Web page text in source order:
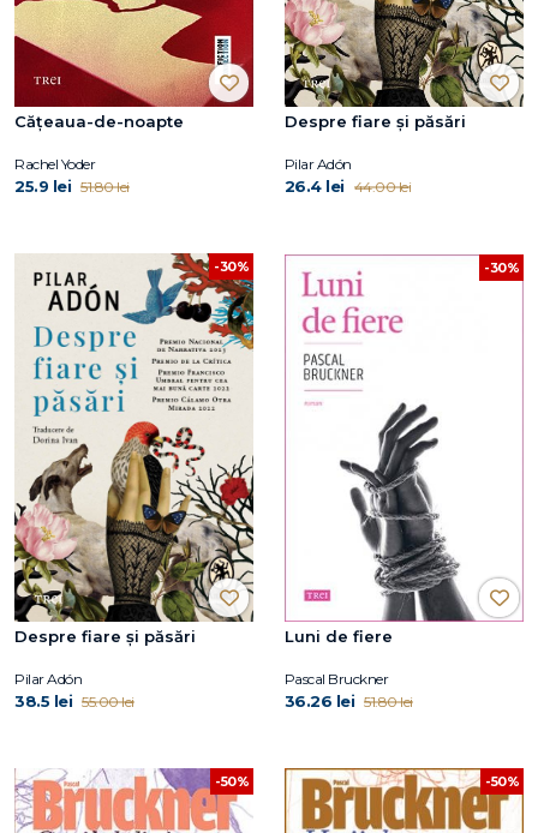
Cățeaua-de-noapte
Rachel Yoder
25.9 lei 51.80 lei
Despre fiare și păsări
Pilar Adón
26.4 lei 44.00 lei
-30%
Despre fiare și păsări
Pilar Adón
38.5 lei 55.00 lei
-30%
Luni de fiere
Pascal Bruckner
36.26 lei 51.80 lei
-50% -50%